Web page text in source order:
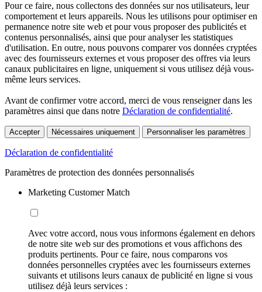
Pour ce faire, nous collectons des données sur nos utilisateurs, leur
comportement et leurs appareils. Nous les utilisons pour optimiser en
permanence notre site web et pour vous proposer des publicités et
contenus personnalisés, ainsi que pour analyser les statistiques
d'utilisation. En outre, nous pouvons comparer vos données cryptées
avec des fournisseurs externes et vous proposer des offres via leurs
canaux publicitaires en ligne, uniquement si vous utilisez déjà vous-
même leurs services.
Avant de confirmer votre accord, merci de vous renseigner dans les
paramètres ainsi que dans notre Déclaration de confidentialité.
Accepter Nécessaires uniquement Personnaliser les paramètres
Déclaration de confidentialité
Paramètres de protection des données personnalisés
Marketing Customer Match
Avec votre accord, nous vous informons également en dehors
de notre site web sur des promotions et vous affichons des
produits pertinents. Pour ce faire, nous comparons vos
données personnelles cryptées avec les fournisseurs externes
suivants et utilisons leurs canaux de publicité en ligne si vous
utilisez déjà leurs services :